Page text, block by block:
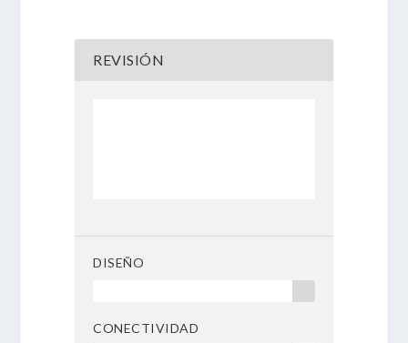
REVISIÓN
DISEÑO
CONECTIVIDAD